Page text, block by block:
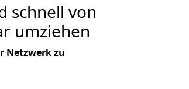
schnell von
umziehen
Netzwerk zu